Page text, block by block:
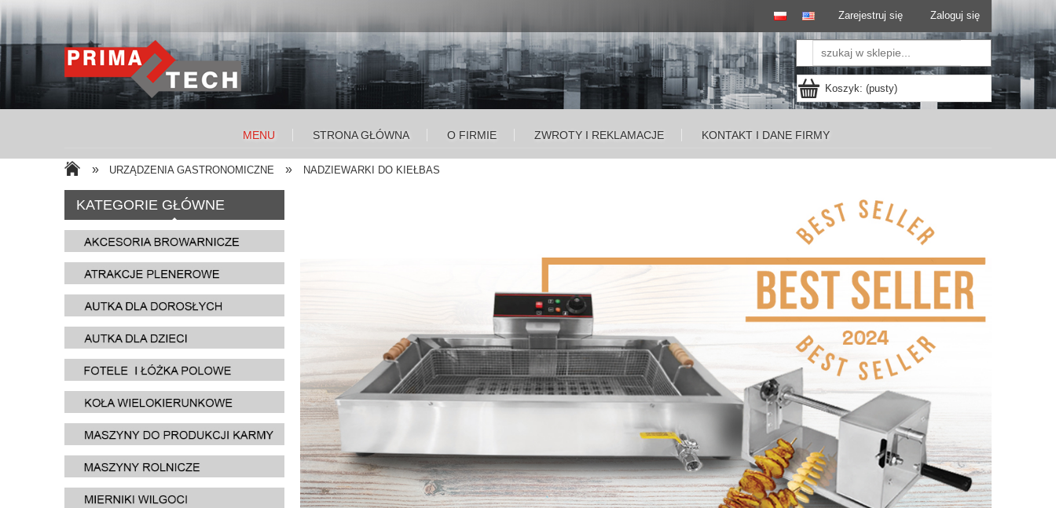
Zarejestruj się Zaloguj się
Koszyk: (pusty)
MENU STRONA GŁÓWNA O FIRMIE ZWROTY I REKLAMACJE KONTAKT I DANE FIRMY
» URZĄDZENIA GASTRONOMICZNE » NADZIEWARKI DO KIEŁBAS
KATEGORIE GŁÓWNE